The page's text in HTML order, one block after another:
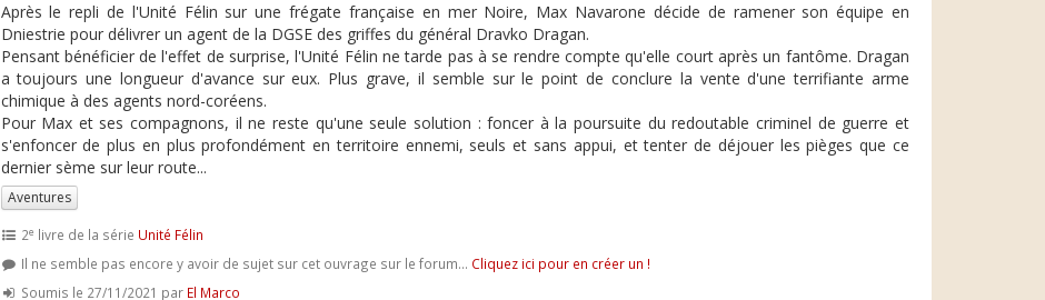
Après le repli de l'Unité Félin sur une frégate française en mer Noire, Max Navarone décide de ramener son équipe en
Dniestrie pour délivrer un agent de la DGSE des griffes du général Dravko Dragan.
Pensant bénéficier de l'effet de surprise, l'Unité Félin ne tarde pas à se rendre compte qu'elle court après un fantôme. Dragan
a toujours une longueur d'avance sur eux. Plus grave, il semble sur le point de conclure la vente d'une terrifiante arme
chimique à des agents nord-coréens.
Pour Max et ses compagnons, il ne reste qu'une seule solution : foncer à la poursuite du redoutable criminel de guerre et
s'enfoncer de plus en plus profondément en territoire ennemi, seuls et sans appui, et tenter de déjouer les pièges que ce
dernier sème sur leur route...
Aventures
2e livre de la série Unité Félin
Il ne semble pas encore y avoir de sujet sur cet ouvrage sur le forum... Cliquez ici pour en créer un !
Soumis le 27/11/2021 par El Marco